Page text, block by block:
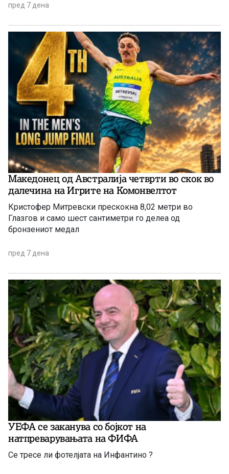
пред 7 дена
Македонец од Австралија четврти во скок во
далечина на Игрите на Комонвелтот
Кристофер Митревски прескокна 8,02 метри во
Глазгов и само шест сантиметри го делеа од
бронзениот медал
пред 7 дена
УЕФА се заканува со бојкот на
натпреварувањата на ФИФА
Се тресе ли фотелјата на Инфантино ?